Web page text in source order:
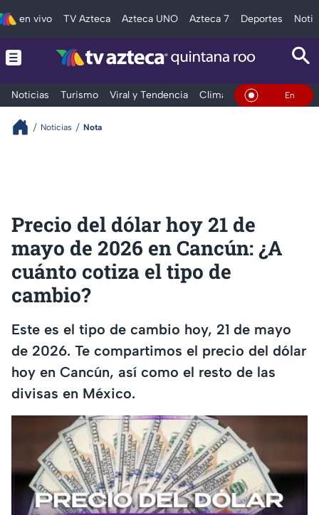
en vivo TV Azteca Azteca UNO Azteca 7 Deportes
Noticias Turismo Viral y Tendencia Clima Tráfico En Vivo
Noticias Nota
Precio del dólar hoy 21 de
mayo de 2026 en Cancún: ¿A
cuánto cotiza el tipo de
cambio?
Este es el tipo de cambio hoy, 21 de mayo
de 2026. Te compartimos el precio del dólar
hoy en Cancún, así como el resto de las
divisas en México.